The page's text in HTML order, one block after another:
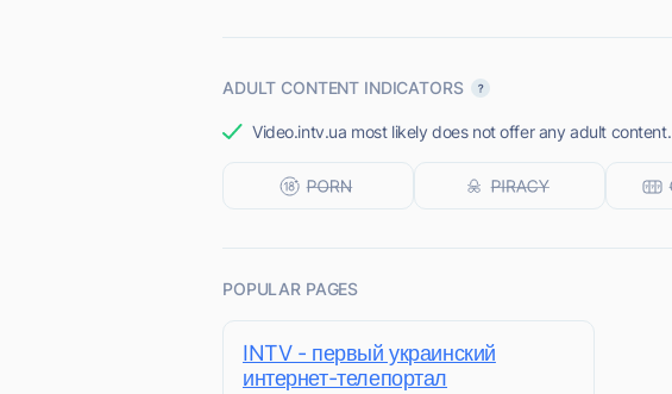
ADULT CONTENT INDICATORS
Video.intv.ua most likely does not offer any adult content.
POPULAR PAGES
INTV - первый украинский
интернет-телепортал